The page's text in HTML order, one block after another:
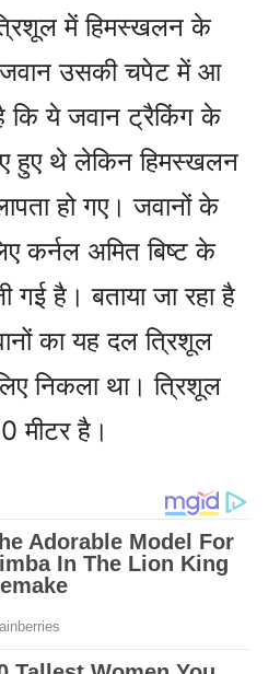
में हिमस्खलन के
उसकी चपेट में आ
कि ये जवान ट्रैकिंग के
हुए थे लेकिन हिमस्खलन
हो गए। जवानों के
कर्नल अमित बिष्ट के
गई है। बताया जा रहा है
का यह दल त्रिशूल
निकला था। त्रिशूल
मीटर है।